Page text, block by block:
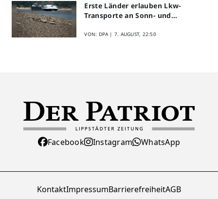
Erste Länder erlauben Lkw-
Transporte an Sonn- und
VON: DPA | 7. AUGUST, 22:50
Facebook Instagram WhatsApp
KontaktImpressumBarrierefreiheitAGB